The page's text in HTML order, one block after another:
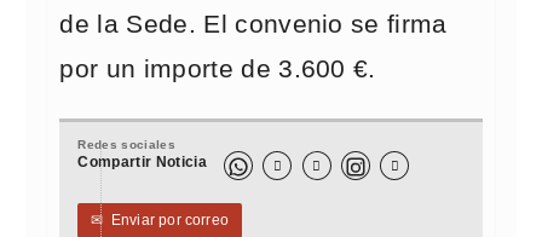
de la Sede. El convenio se firma
por un importe de 3.600 €.
Redes sociales
Compartir Noticia   
✉ Enviar por correo